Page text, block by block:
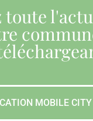
toute
MOBILE